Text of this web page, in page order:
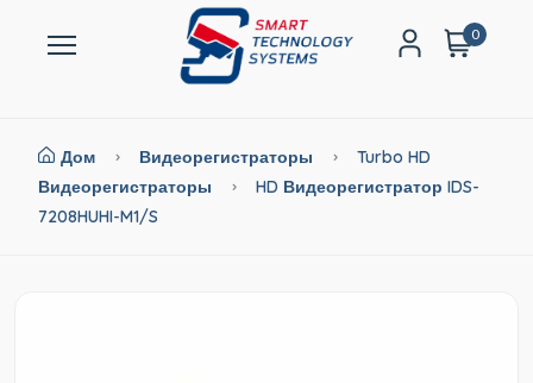
0
Дом Видеорегистраторы
Turbo HD
Видеорегистраторы
HD Видеорегистратор IDS-
7208HUHI-M1/S